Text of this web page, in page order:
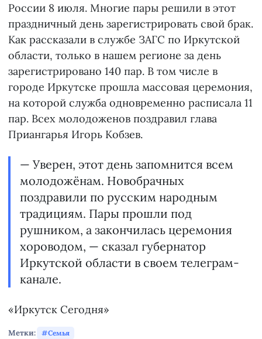
России 8 июля. Многие пары решили в этот
праздничный день зарегистрировать свой брак.
Как рассказали в службе ЗАГС по Иркутской
области, только в нашем регионе за день
зарегистрировано 140 пар. В том числе в
городе Иркутске прошла массовая церемония,
на которой служба одновременно расписала 11
пар. Всех молодоженов поздравил глава
Приангарья Игорь Кобзев.
— Уверен, этот день запомнится всем
молодожёнам. Новобрачных
поздравили по русским народным
традициям. Пары прошли под
рушником, а закончилась церемония
хороводом, — сказал губернатор
Иркутской области в своем телеграм-
канале.
«Иркутск Сегодня»
Метки: Семья